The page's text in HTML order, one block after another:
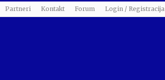
Partneri Kontakt Forum Login / Registracija